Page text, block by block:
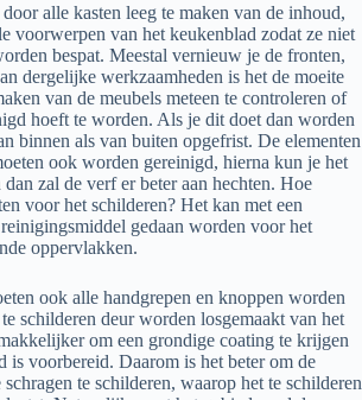
alle kasten leeg te maken van de inhoud,
voorwerpen van het keukenblad zodat ze niet
bespat. Meestal vernieuw je de fronten,
dergelijke werkzaamheden is het de moeite
van de meubels meteen te controleren of
hoeft te worden. Als je dit doet dan worden
binnen als van buiten opgefrist. De elementen
ook worden gereinigd, hierna kun je het
zal de verf er beter aan hechten. Hoe
voor het schilderen? Het kan met een
gedaan worden voor het
oppervlakken.
ook alle handgrepen en knoppen worden
schilderen deur worden losgemaakt van het
om een ​​grondige coating te krijgen
is voorbereid. Daarom is het beter om de
te schilderen, waarop het te schilderen